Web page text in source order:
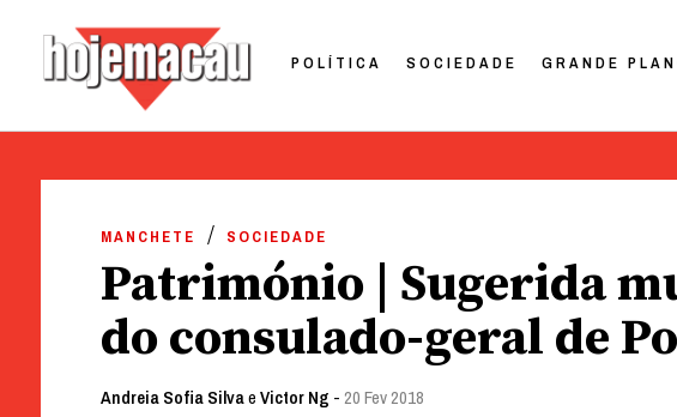
POLÍTICA SOCIEDADE GRANDE
MANCHETE SOCIEDADE
Património | Sugerida
do consulado-geral de
Andreia Sofia SilvaeVictor Ng - 20 Fev 2018